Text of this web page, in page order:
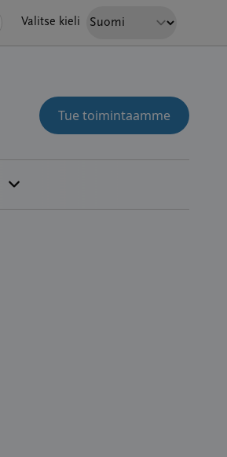
Valitse kieli
Tue toimintaamme